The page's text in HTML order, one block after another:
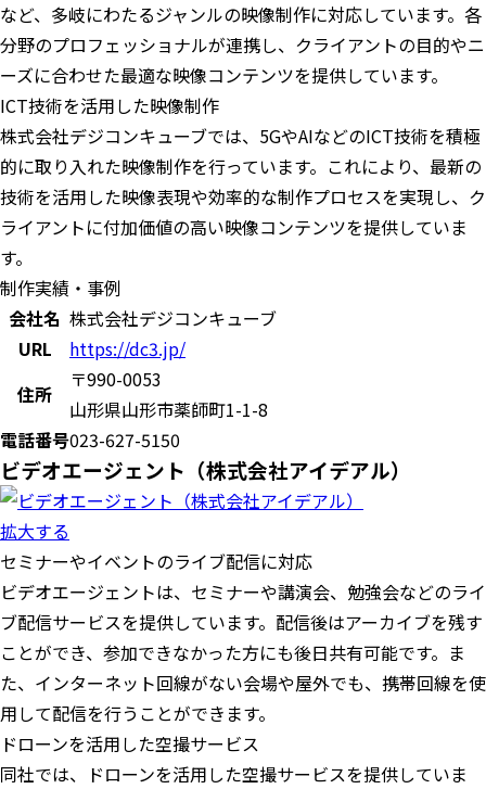
など、多岐にわたるジャンルの映像制作に対応しています。各
分野のプロフェッショナルが連携し、クライアントの目的やニ
ーズに合わせた最適な映像コンテンツを提供しています。
ICT技術を活用した映像制作
株式会社デジコンキューブでは、5GやAIなどのICT技術を積極
的に取り入れた映像制作を行っています。これにより、最新の
技術を活用した映像表現や効率的な制作プロセスを実現し、ク
ライアントに付加価値の高い映像コンテンツを提供していま
す。
制作実績・事例
会社名 株式会社デジコンキューブ
URL
https://dc3.jp/
住所
〒990-0053
山形県山形市薬師町1-1-8
電話番号023-627-5150
ビデオエージェント（株式会社アイデアル）
拡大する
セミナーやイベントのライブ配信に対応
ビデオエージェントは、セミナーや講演会、勉強会などのライ
ブ配信サービスを提供しています。配信後はアーカイブを残す
ことができ、参加できなかった方にも後日共有可能です。ま
た、インターネット回線がない会場や屋外でも、携帯回線を使
用して配信を行うことができます。
ドローンを活用した空撮サービス
同社では、ドローンを活用した空撮サービスを提供していま